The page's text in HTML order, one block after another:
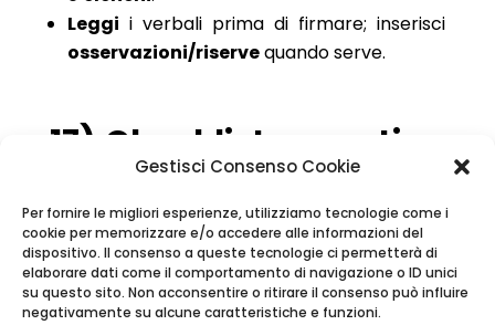
Gestisci Consenso Cookie
Per fornire le migliori esperienze, utilizziamo tecnologie come i
cookie per memorizzare e/o accedere alle informazioni del
dispositivo. Il consenso a queste tecnologie ci permetterà di
elaborare dati come il comportamento di navigazione o ID unici
su questo sito. Non acconsentire o ritirare il consenso può influire
negativamente su alcune caratteristiche e funzioni.
Leggi i verbali prima di firmare; inserisci
osservazioni/riservequando serve.
17) Checklist operativa
— Cosa fare prima,
durante e dopo
Le liste funzionano solo se contestualizzate.
Questa è unatracciada adattare a settore
e dimensione aziendale.